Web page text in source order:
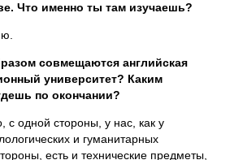
Что именно ты там изучаешь?
совмещаются английская
университет? Каким
по окончании?
с одной стороны, у нас, как у
и гуманитарных
есть и технические предметы,